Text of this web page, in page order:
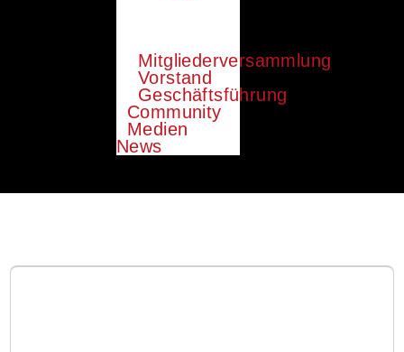
Mitgliederversammlung
Vorstand
Geschäftsführung
Community
Medien
News